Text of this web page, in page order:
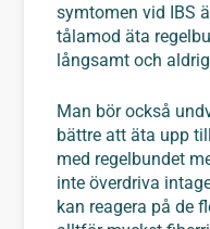
symtomen vid IBS
tålamod äta
långsamt och
Man bör också
bättre att äta upp
med regelbundet
inte överdriva
kan reagera på de